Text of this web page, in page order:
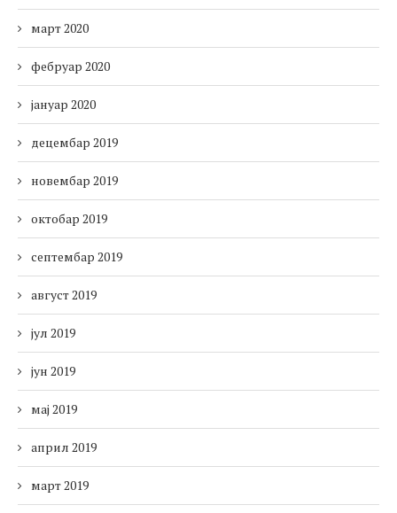
март 2020
фебруар 2020
јануар 2020
децембар 2019
новембар 2019
октобар 2019
септембар 2019
август 2019
јул 2019
јун 2019
мај 2019
април 2019
март 2019